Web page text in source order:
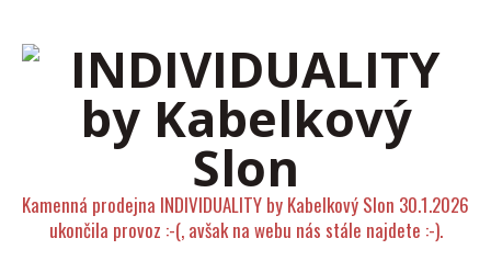
Kamenná prodejna INDIVIDUALITY by Kabelkový Slon 30.1.2026
ukončila provoz :-(, avšak na webu nás stále najdete :-).